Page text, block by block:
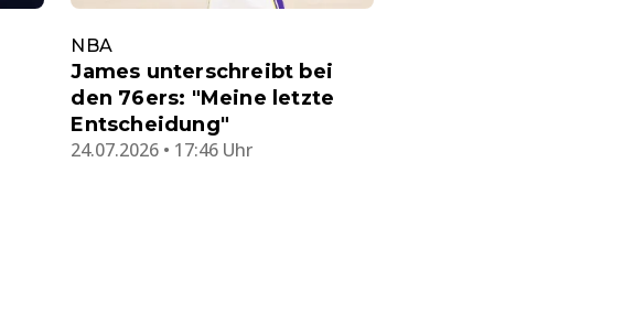
NBA
James unterschreibt bei
den 76ers: "Meine letzte
Entscheidung"
24.07.2026 • 17:46 Uhr